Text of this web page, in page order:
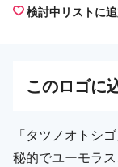
検討中リストに
このロゴに
「タツノオトシ
秘的でユーモラ